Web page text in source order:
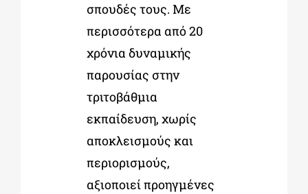
σπουδές τους. Με
περισσότερα από 20
χρόνια δυναμικής
παρουσίας στην
τριτοβάθμια
εκπαίδευση, χωρίς
αποκλεισμούς και
περιορισμούς,
αξιοποιεί προηγμένες